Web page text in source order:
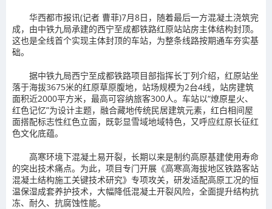
华西都市报讯(记者 曹菲)7月8日，随着最后一方混凝土浇筑完
成，由中铁九局承建的西宁至成都铁路红原站站房主体结构封顶。
这也是全线首个实现主体封顶的车站，为整条线路按期通车夯实基
础。
据中铁九局西宁至成都铁路项目部指挥长丁列介绍，红原站坐
落于海拔3675米的红原草原腹地，站场规模为2台4线，站房建筑
面积近2000平方米，最高可容纳旅客300人。车站以“燎原星火、
红色记忆”为设计主题，融合藏地传统民居建筑元素，红白相间屋
面搭配标志性红色立面，既彰显雪域地域特色，又呼应红原长征红
色文化底蕴。
高寒环境下混凝土易开裂，长期以来是制约高原基建使用寿命
的突出技术痛点。为此，项目专门开展《高寒高海拔地区铁路客站
混凝土结构施工关键技术研究》专项攻关，研发适配高原工况的恒
温保湿成套养护技术，大幅降低混凝土开裂风险，全面提升结构抗
冻、耐久、抗腐蚀性能。